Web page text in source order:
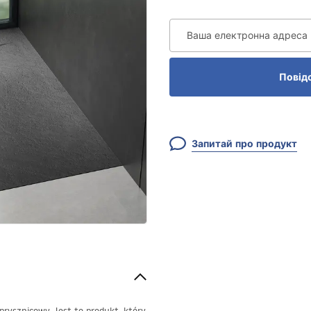
Ваша електронна адреса
Запитай про продукт